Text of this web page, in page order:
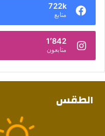
722k
متابع
1٬842
متابعون
الطقس